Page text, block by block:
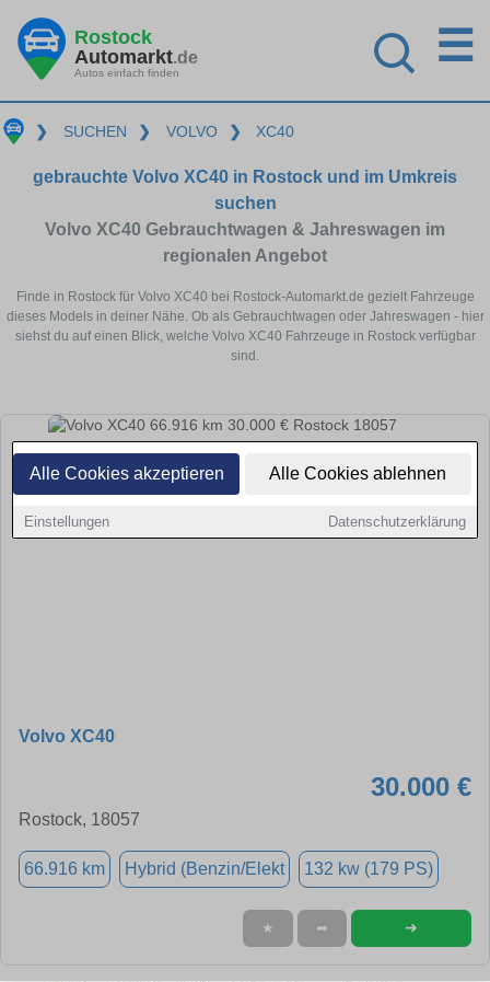
Alle Cookies akzeptieren Alle Cookies ablehnen
Einstellungen Datenschutzerklärung
Rostock
Automarkt.de
Autos einfach finden
☰
❯ SUCHEN ❯ VOLVO ❯ XC40
gebrauchte Volvo XC40 in Rostock und im Umkreis
suchen
Volvo XC40 Gebrauchtwagen & Jahreswagen im
regionalen Angebot
Finde in Rostock für Volvo XC40 bei Rostock-Automarkt.de gezielt Fahrzeuge
dieses Models in deiner Nähe. Ob als Gebrauchtwagen oder Jahreswagen - hier
siehst du auf einen Blick, welche Volvo XC40 Fahrzeuge in Rostock verfügbar
sind.
Volvo XC40
30.000 €
Rostock, 18057
66.916 km Hybrid (Benzin/Elekt 132 kw (179 PS)
★ ➦ ➜